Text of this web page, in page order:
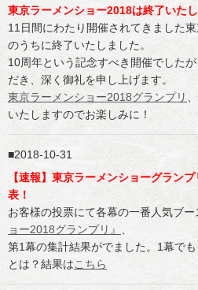
東京ラーメンショー2018は終了いた
11日間にわたり開催されてきました
のうちに終了いたしました。
10周年という記念すべき開催でした
だき、深く御礼を申し上げます。
東京ラーメンショー2018グランプリ
いたしますのでお楽しみに！
2018-10-31
【速報】東京ラーメンショーグラン
表！
お客様の投票にて各幕の一番人気ブー
ョー2018グランプリ』 、
第1幕の集計結果がでました。1幕で
とは？結果はこちら